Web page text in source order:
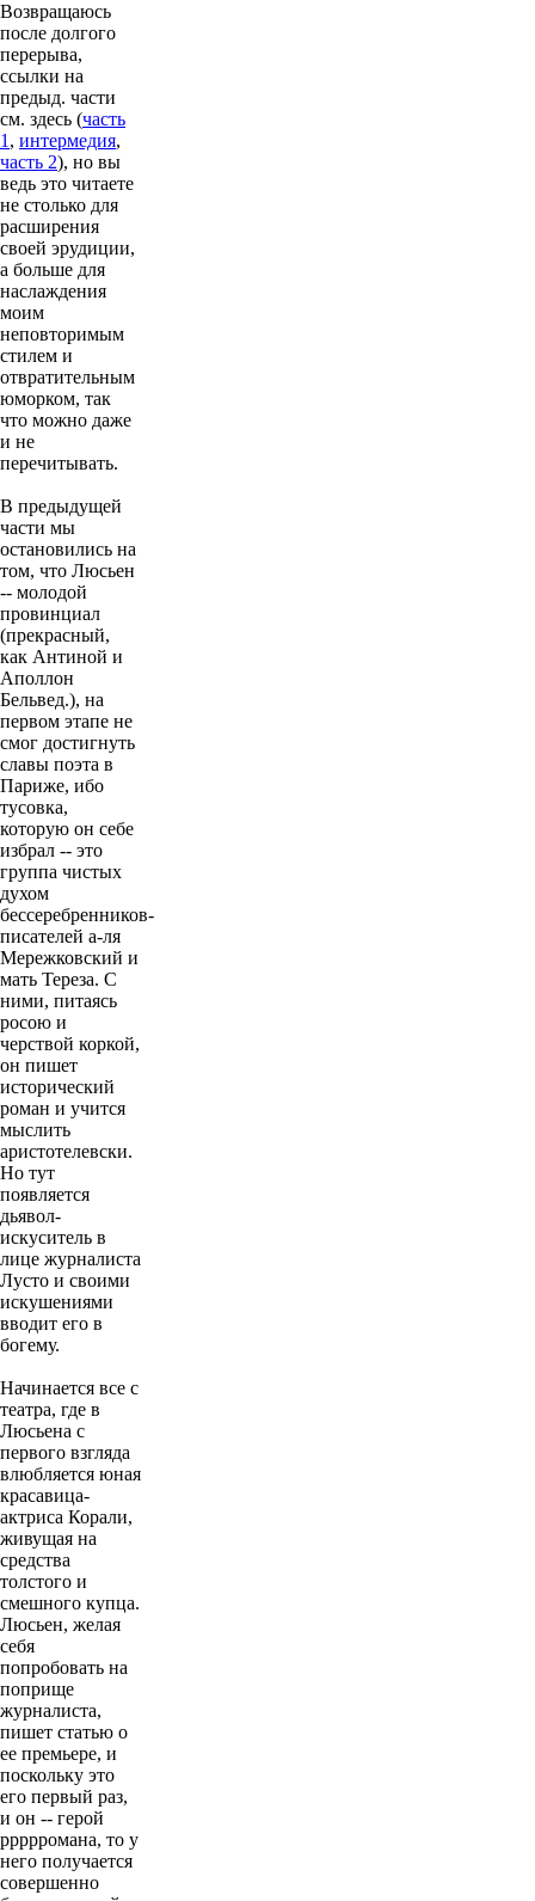
Возвращаюсь
после долгого
перерыва,
ссылки на
предыд. части
см. здесь (часть
1 , интермедия,
часть 2), но вы
ведь это читаете
не столько для
расширения
своей эрудиции,
а больше для
наслаждения
моим
неповторимым
стилем и
отвратительным
юморком, так
что можно даже
и не
перечитывать.
В предыдущей
части мы
остановились на
том, что Люсьен
-- молодой
провинциал
(прекрасный,
как Антиной и
Аполлон
Бельвед.), на
первом этапе не
смог достигнуть
славы поэта в
Париже, ибо
тусовка,
которую он себе
избрал -- это
группа чистых
духом
бессеребренников-
писателей а-ля
Мережковский и
мать Тереза. С
ними, питаясь
росою и
черствой коркой,
он пишет
исторический
роман и учится
мыслить
аристотелевски.
Но тут
появляется
дьявол-
искуситель в
лице журналиста
Лусто и своими
искушениями
вводит его в
богему.
Начинается все с
театра, где в
Люсьена с
первого взгляда
влюбляется юная
красавица-
актриса Корали,
живущая на
средства
толстого и
смешного купца.
Люсьен, желая
себя
попробовать на
поприще
журналиста,
пишет статью о
ее премьере, и
поскольку это
его первый раз,
и он -- герой
ррррромана, то у
него получается
совершенно